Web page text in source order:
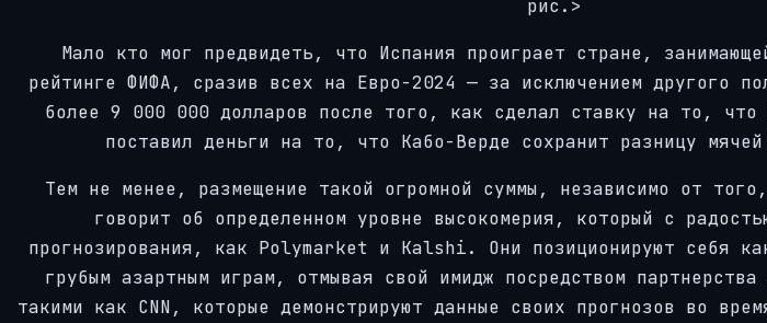
рис.>
Мало кто мог предвидеть, что Испания проиграет стране,
рейтинге ФИФА, сразив всех на Евро-2024 — за исключением другого
более 9 000 000 долларов после того, как сделал ставку на то,
поставил деньги на то, что Кабо-Верде сохранит разницу
Тем не менее, размещение такой огромной суммы, независимо от
говорит об определенном уровне высокомерия, который с
прогнозирования, как Polymarket и Kalshi. Они позиционируют себя
грубым азартным играм, отмывая свой имидж посредством
такими как CNN, которые демонстрируют данные своих прогнозов во